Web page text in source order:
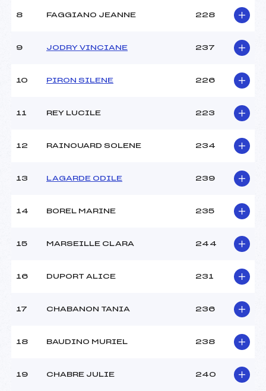
8 FAGGIANO JEANNE 228
9 JODRY VINCIANE 237
10 PIRON SILENE 226
11 REY LUCILE 223
12 RAINOUARD SOLENE 234
13 LAGARDE ODILE 239
14 BOREL MARINE 235
15 MARSEILLE CLARA 244
16 DUPORT ALICE 231
17 CHABANON TANIA 236
18 BAUDINO MURIEL 238
19 CHABRE JULIE 240